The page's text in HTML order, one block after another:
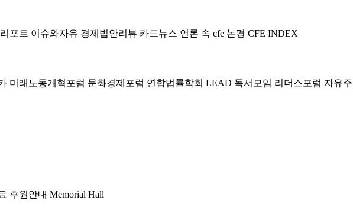
리포트 이슈와자유 경제법안리뷰 카드뉴스 언론 속 cfe 논평 CFE INDEX
미래노동개혁포럼 문화경제포럼 연합법률학회 LEAD 독서모임 리더스포럼 자유
후원안내 Memorial Hall